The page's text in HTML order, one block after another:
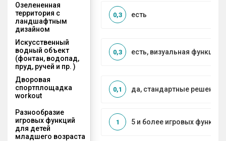
Озелененная
территория с
ландшафтным
дизайном
есть
0,3
Искусственный
водный объект
(фонтан, водопад,
пруд, ручей и пр. )
есть, визуальная функция
0,3
Дворовая
спортплощадка
workout
да, стандартные решения
0,1
Разнообразие
игровых функций
для детей
младшего возраста
5 и более игровых функций
1